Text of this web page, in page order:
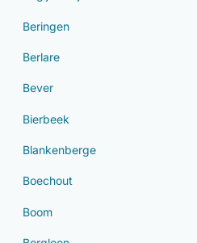
Beringen
Berlare
Bever
Bierbeek
Blankenberge
Boechout
Boom